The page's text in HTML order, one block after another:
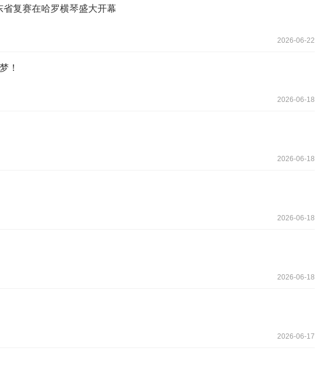
复赛在哈罗横琴盛大开幕
2026-06-22
！
2026-06-18
2026-06-18
2026-06-18
2026-06-18
2026-06-17